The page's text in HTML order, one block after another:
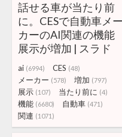
話せる車が当たり前
に。CESで自動車メー
カーのAI関連の機能
展示が増加 | スラド
ai (6994) CES (48)
メーカー (578) 増加 (797)
展示 (107) 当たり前に (4)
機能 (6680) 自動車 (471)
関連 (1071)